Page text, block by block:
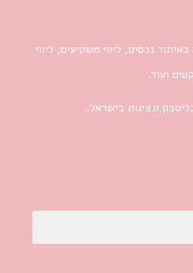
נכסים, ליווי משקיעים, ליווי
ועוד.
ונציגות בישראל.